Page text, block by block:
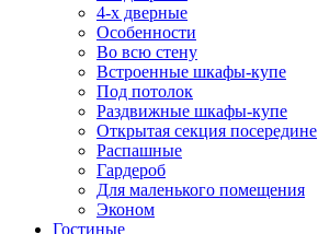
4-х дверные
Особенности
Во всю стену
Встроенные шкафы-купе
Под потолок
Раздвижные шкафы-купе
Открытая секция посередине
Распашные
Гардероб
Для маленького помещения
Эконом
Гостиные